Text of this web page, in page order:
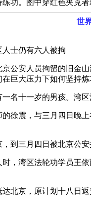
功。图中穿红色夹克
世
士仍有六人被拘
京公安人员拘留的旧
巨大压力下如何坚持
名十一岁的男孩。湾
徐震，与三月四日
到三月四日被北京公
，湾区法轮功学员王
北京，原计划十八日